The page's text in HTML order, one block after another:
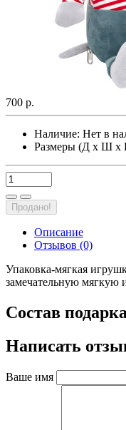
700 р.
Наличие: Нет в
Размеры (Д х Ш х
Продано!
Описание
Отзывов (0)
Упаковка-мягкая
замечательную мягкую
Состав
Написать
Ваше имя